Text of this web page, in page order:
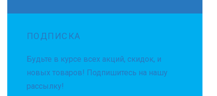
ПОДПИСКА
Будьте в курсе всех акций, скидок, и
новых товаров! Подпишитесь на нашу
рассылку!